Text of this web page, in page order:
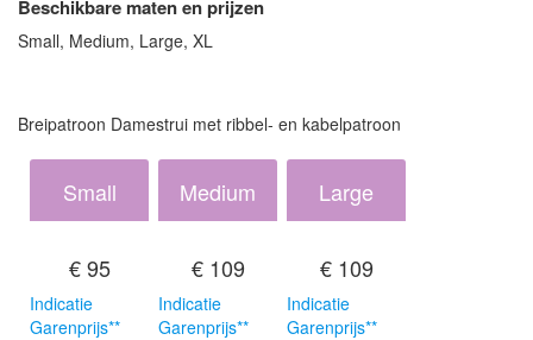
Beschikbare maten en prijzen
Small, Medium, Large, XL
Breipatroon Damestrui met ribbel- en kabelpatroon
Small
€ 95
Indicatie
Garenprijs**
Medium
€ 109
Indicatie
Garenprijs**
Large
€ 109
Indicatie
Garenprijs**